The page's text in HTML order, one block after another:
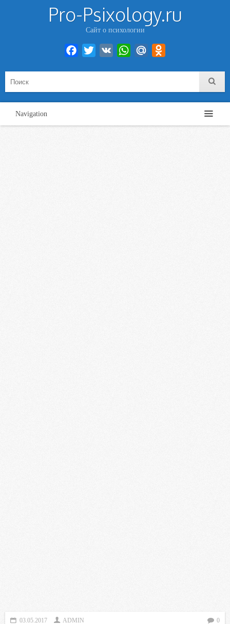
Pro-Psixology.ru
Сайт о психологии
Facebook
Twitter VK WhatsAppMail.Ru
Navigation
03.05.2017 ADMIN 0